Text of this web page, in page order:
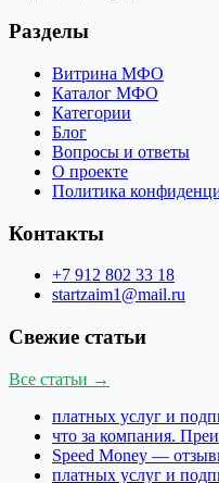
Разделы
Витрина МФО
Каталог МФО
Категории
Блог
Вопросы и ответы
О проекте
Политика
Контакты
+7 912 802 33 18
startzaim1@mail.ru
Свежие статьи
Все статьи →
платных услуг и
что за компания.
Speed Money —
платных услуг и